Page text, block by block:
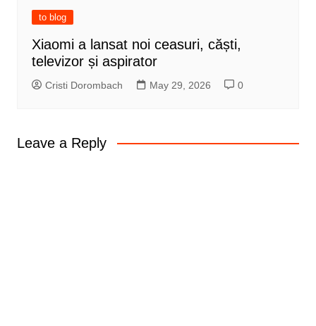
to blog
Xiaomi a lansat noi ceasuri, căști,
televizor și aspirator
Cristi Dorombach May 29, 2026 0
Leave a Reply